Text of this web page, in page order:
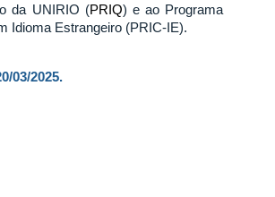
da UNIRIO (PRIQ) e ao Programa
Idioma Estrangeiro (PRIC-IE).
03/2025.